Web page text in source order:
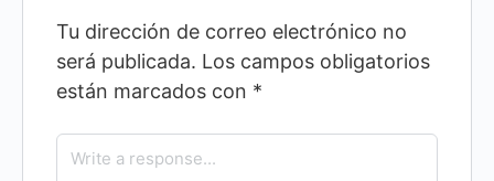
Tu dirección de correo electrónico no
será publicada. Los campos obligatorios
están marcados con *